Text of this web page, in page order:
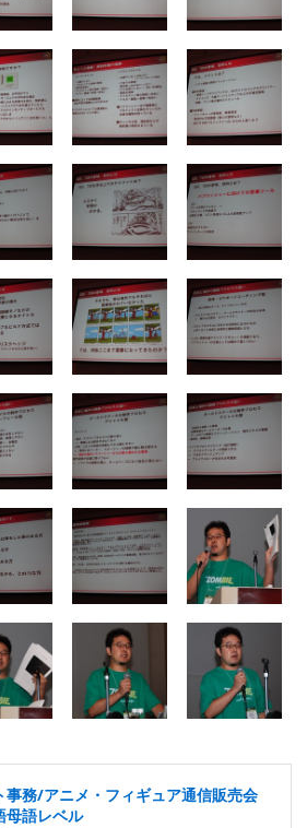
事務/アニメ・フィギュア通信販売会
語レベル